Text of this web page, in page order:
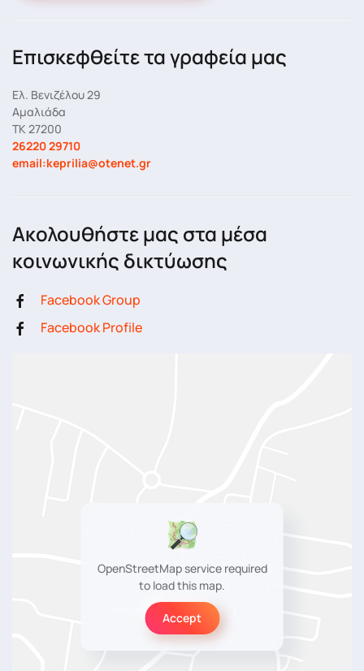
Επισκεφθείτε τα γραφεία μας
Ελ. Βενιζέλου 29
Αμαλιάδα
ΤΚ 27200
26220 29710
email:keprilia@otenet.gr
Ακολουθήστε μας στα μέσα
κοινωνικής δικτύωσης
Facebook Group
Facebook Profile
OpenStreetMap service required
to load this map.
Accept